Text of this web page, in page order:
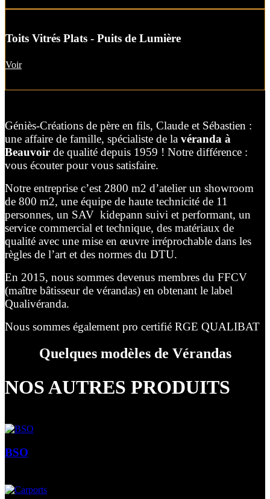
Toits Vitrés Plats - Puits de Lumière
Voir
Géniès-Créations de père en fils, Claude et Sébastien :
une affaire de famille, spécialiste de la véranda à
Beauvoir de qualité depuis 1959 ! Notre différence :
vous écouter pour vous satisfaire.
Notre entreprise c’est 2800 m2 d’atelier un showroom
de 800 m2, une équipe de haute technicité de 11
personnes, un SAV kidepann suivi et performant, un
service commercial et technique, des matériaux de
qualité avec une mise en œuvre irréprochable dans les
règles de l’art et des normes du DTU.
En 2015, nous sommes devenus membres du FFCV
(maître bâtisseur de vérandas) en obtenant le label
Qualivéranda.
Nous sommes également pro certifié RGE QUALIBAT
Quelques modèles de Vérandas
NOS AUTRES PRODUITS
BSO